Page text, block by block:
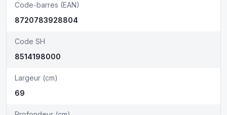
Code-barres (EAN)
8720783928804
Code SH
8514198000
Largeur (cm)
69